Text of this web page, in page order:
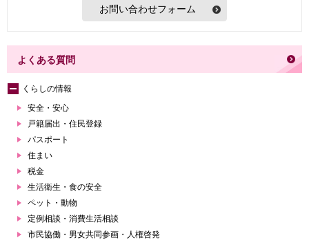
よくある質問
くらしの情報
安全・安心
戸籍届出・住民登録
パスポート
住まい
税金
生活衛生・食の安全
ペット・動物
定例相談・消費生活相談
市民協働・男女共同参画・人権啓発